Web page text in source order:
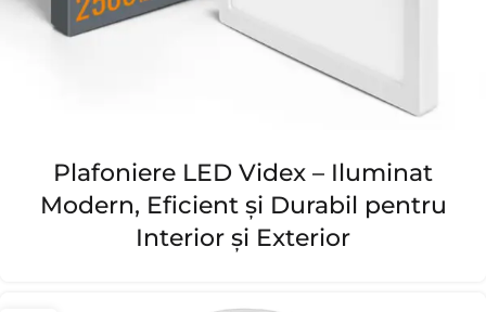
Plafoniere LED Videx – Iluminat
Modern, Eficient și Durabil pentru
Interior și Exterior